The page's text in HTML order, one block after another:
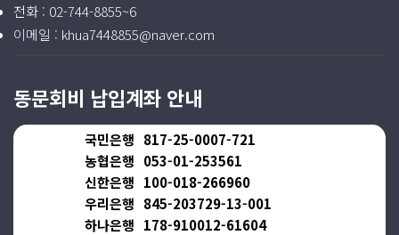
전화 : 02-744-8855~6
이메일 : khua7448855@naver.com
동문회비 납입계좌 안내
국민은행 817-25-0007-721
농협은행 053-01-253561
신한은행 100-018-266960
우리은행 845-203729-13-001
하나은행 178-910012-61604